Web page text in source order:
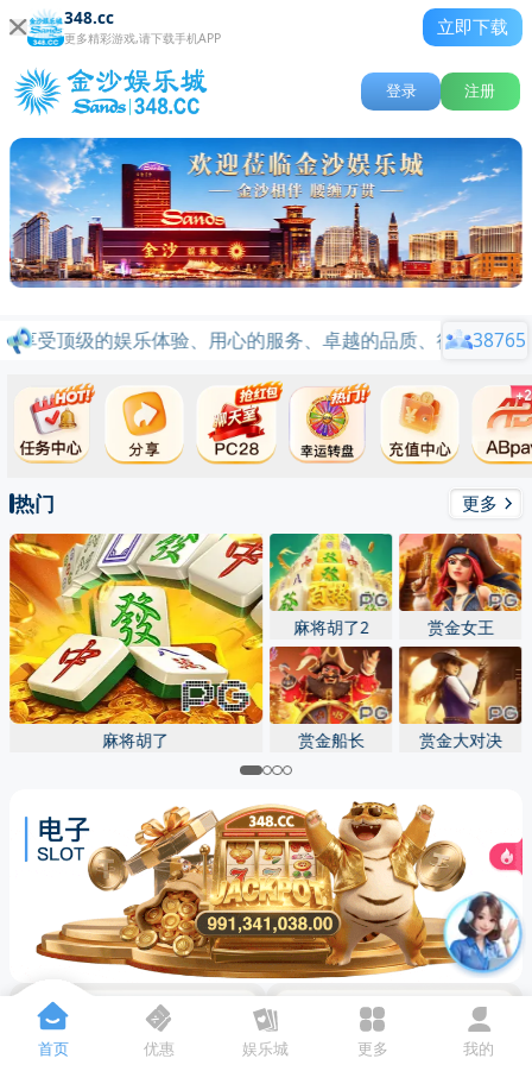
348.cc
更多精彩游戏,请下载手机APP
立即下载
登录 注册
享受顶级的娱乐体验、用心的服务、卓越的品质、行业标杆品
38765
麻将胡了
麻将胡了2 赏金女王
赏金船长 赏金大对决
首页 优惠 娱乐城 更多 我的
关闭
先点击，再“添加到主屏幕”